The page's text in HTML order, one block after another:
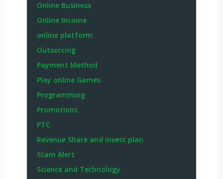
Online Business
Online Income
online platform
Outsorcing
Payment Method
Play online Games
Programming
Promotions
PTC
Revenue Share and invest plan
Scam Alert
Science and Technology